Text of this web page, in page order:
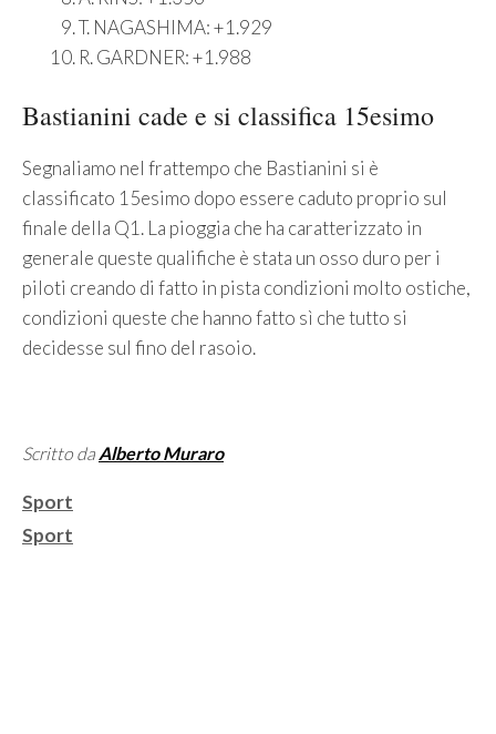
T. NAGASHIMA: +1.929
R. GARDNER: +1.988
Bastianini cade e si classifica 15esimo
Segnaliamo nel frattempo che Bastianini si è
classificato 15esimo dopo essere caduto proprio sul
finale della Q1. La pioggia che ha caratterizzato in
generale queste qualifiche è stata un osso duro per i
piloti creando di fatto in pista condizioni molto ostiche,
condizioni queste che hanno fatto sì che tutto si
decidesse sul fino del rasoio.
Scritto da Alberto Muraro
Categorie
Sport
Tag
Sport